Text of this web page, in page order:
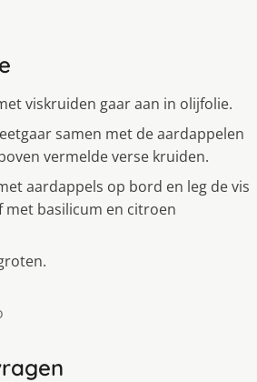
viskruiden gaar aan in olijfolie.
samen met de aardappelen
vermelde verse kruiden.
aardappels op bord en leg de vis
met basilicum en citroen